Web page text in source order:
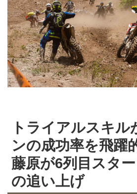
トライアルスキル
ンの成功率を飛躍
藤原が6列目スタ
の追い上げ